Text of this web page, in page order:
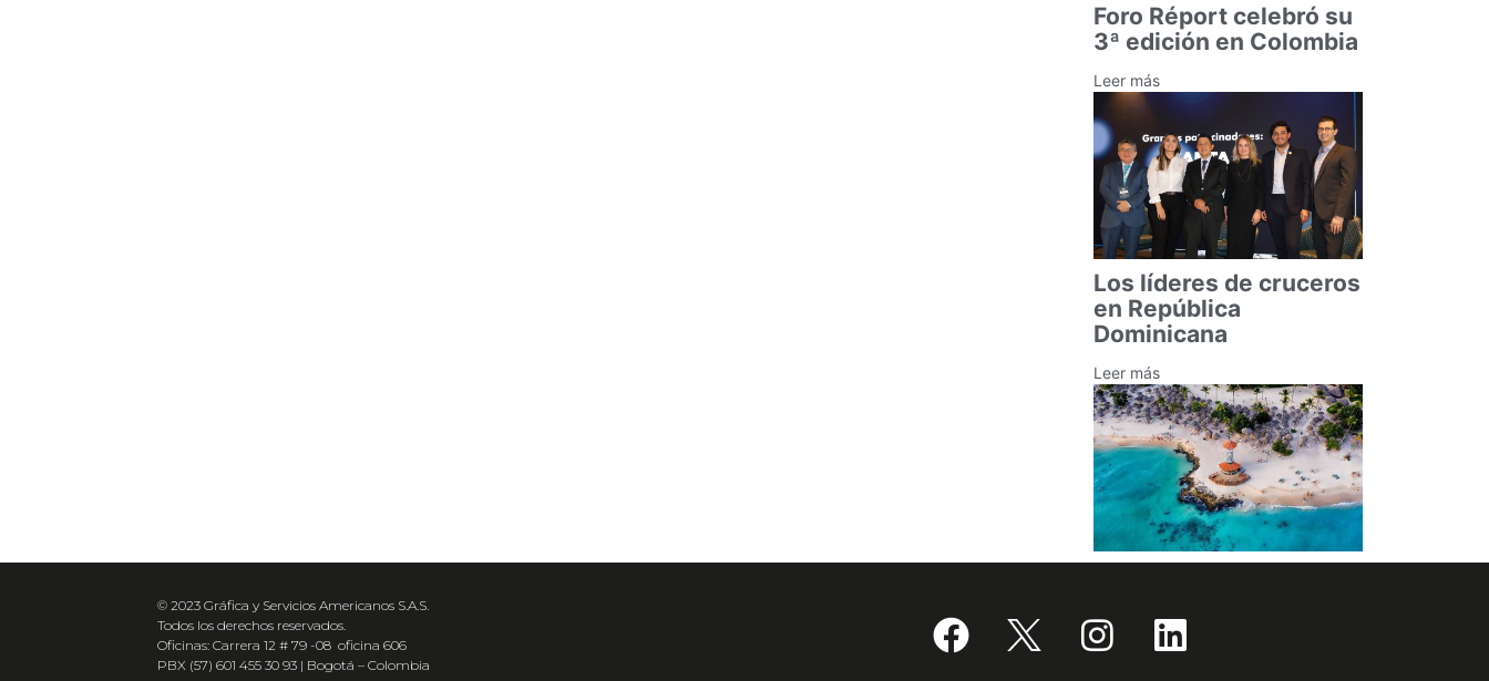
Foro Réport celebró su
3ª edición en Colombia
Leer más
Los líderes de cruceros
en República
Dominicana
Leer más
© 2023 Gráfica y Servicios Americanos S.A.S.
Todos los derechos reservados.
Oficinas: Carrera 12 # 79 -08 oficina 606
PBX (57) 601 455 30 93 | Bogotá – Colombia